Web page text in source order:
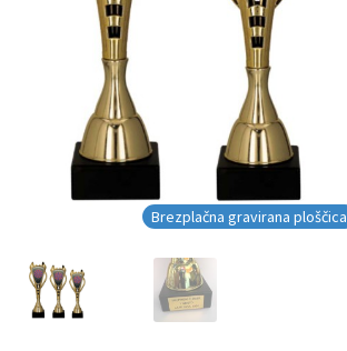
Brezplačna gravirana ploščica